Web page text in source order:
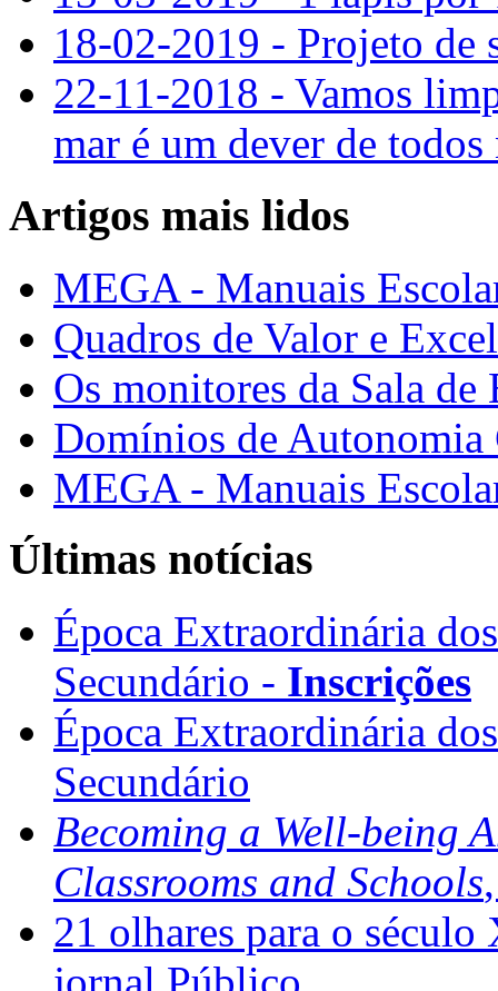
18-02-2019 - Projeto de
22-11-2018 - Vamos
mar é um dever de todos
Artigos mais lidos
MEGA - Manuais
Quadros de Valor e
Os monitores da Sala de
Domínios de Autonomia
MEGA - Manuais
Últimas notícias
Época Extraordinária
Secundário - Inscrições
Época Extraordinária
Secundário
Becoming a Well-being
Classrooms and Schools
21 olhares para o